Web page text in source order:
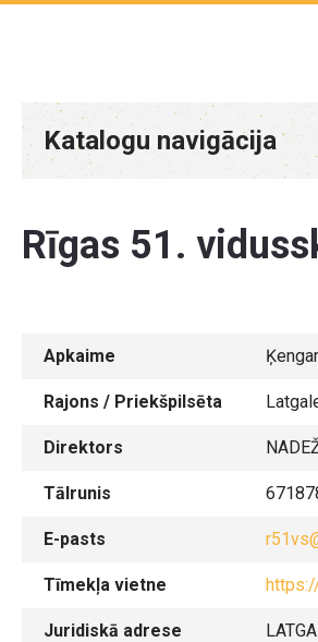
Katalogu navigācija
Rīgas 51.
Apkaime
Rajons / Priekšpilsēta
Direktors
Tālrunis
E-pasts
Tīmekļa vietne
Juridiskā adrese